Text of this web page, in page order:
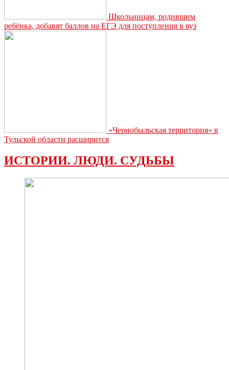
Школьницам, родившим
ребёнка, добавят баллов на ЕГЭ для поступления в вуз
«Чернобыльская территория» в
Тульской области расширится
ИСТОРИИ. ЛЮДИ. СУДЬБЫ